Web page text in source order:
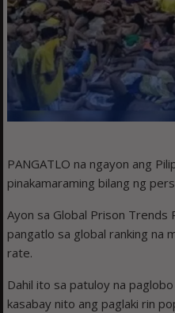
PANGATLO na ngayon ang
pinakamaraming bilang ng
Ayon sa Global Prison
pangatlo sa global ranking na
rate.
Dahil ito sa patuloy na
kasabay nito ang paglaki rin